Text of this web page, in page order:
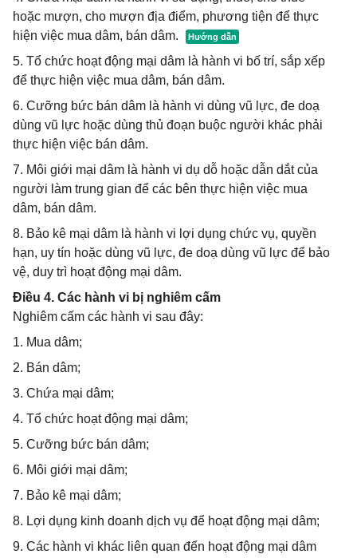
hoặc mượn, cho mượn địa điểm, phương tiện để thực
hiện việc mua dâm, bán dâm.
5. Tổ chức hoạt động mại dâm là hành vi bố trí, sắp xếp
để thực hiện việc mua dâm, bán dâm.
6. Cưỡng bức bán dâm là hành vi dùng vũ lực, đe doạ
dùng vũ lực hoặc dùng thủ đoạn buộc người khác phải
thực hiện việc bán dâm.
7. Môi giới mại dâm là hành vi dụ dỗ hoặc dẫn dắt của
người làm trung gian để các bên thực hiện việc mua
dâm, bán dâm.
8. Bảo kê mại dâm là hành vi lợi dụng chức vụ, quyền
hạn, uy tín hoặc dùng vũ lực, đe doạ dùng vũ lực để bảo
vệ, duy trì hoạt động mại dâm.
Điều 4. Các hành vi bị nghiêm cấm
Nghiêm cấm các hành vi sau đây:
1. Mua dâm;
2. Bán dâm;
3. Chứa mại dâm;
4. Tổ chức hoạt động mại dâm;
5. Cưỡng bức bán dâm;
6. Môi giới mại dâm;
7. Bảo kê mại dâm;
8. Lợi dụng kinh doanh dịch vụ để hoạt động mại dâm;
9. Các hành vi khác liên quan đến hoạt động mại dâm